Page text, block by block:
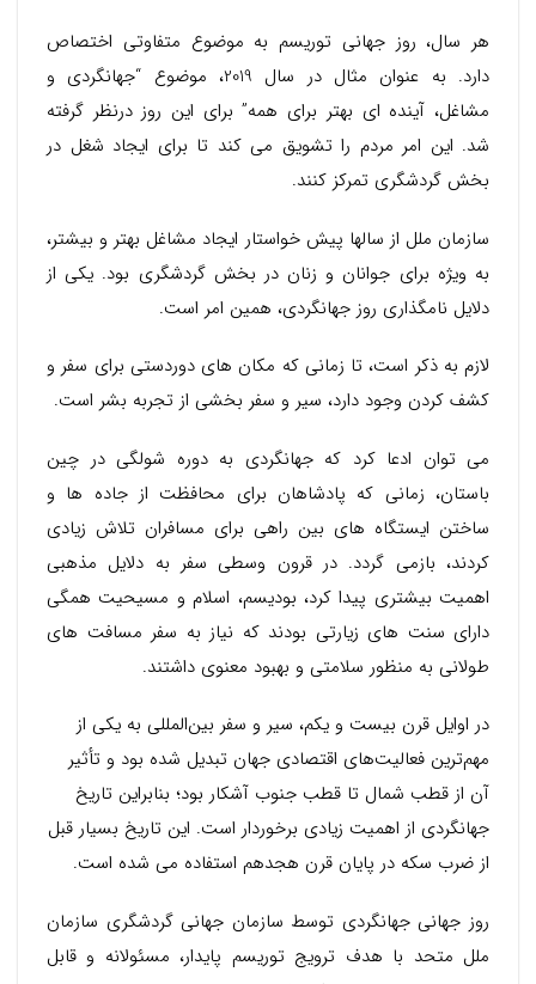
هر سال، روز جهانی توریسم به موضوع متفاوتی اختصاص
دارد. به عنوان مثال در سال 2019، موضوع “جهانگردی و
مشاغل، آینده ای بهتر برای همه” برای این روز درنظر گرفته
شد. این امر مردم را تشویق می کند تا برای ایجاد شغل در
بخش گردشگری تمرکز کنند.
سازمان ملل از سالها پیش خواستار ایجاد مشاغل بهتر و بیشتر،
به ویژه برای جوانان و زنان در بخش گردشگری بود. یکی از
دلایل نامگذاری روز جهانگردی، همین امر است.
لازم به ذکر است، تا زمانی که مکان های دوردستی برای سفر و
کشف کردن وجود دارد، سیر و سفر بخشی از تجربه بشر است.
می توان ادعا کرد که جهانگردی به دوره شولگی در چین
باستان، زمانی که پادشاهان برای محافظت از جاده ها و
ساختن ایستگاه های بین راهی برای مسافران تلاش زیادی
کردند، بازمی گردد. در قرون وسطی سفر به دلایل مذهبی
اهمیت بیشتری پیدا کرد، بودیسم، اسلام و مسیحیت همگی
دارای سنت های زیارتی بودند که نیاز به سفر مسافت های
طولانی به منظور سلامتی و بهبود معنوی داشتند.
در اوایل قرن بیست و یکم، سیر و سفر بین‌المللی به یکی از
مهم‌ترین فعالیت‌های اقتصادی جهان تبدیل شده بود و تأثیر
آن از قطب شمال تا قطب جنوب آشکار بود؛ بنابراین تاریخ
جهانگردی از اهمیت زیادی برخوردار است. این تاریخ بسیار قبل
از ضرب سکه در پایان قرن هجدهم استفاده می شده است.
روز جهانی جهانگردی توسط سازمان جهانی گردشگری سازمان
ملل متحد با هدف ترویج توریسم پایدار، مسئولانه و قابل